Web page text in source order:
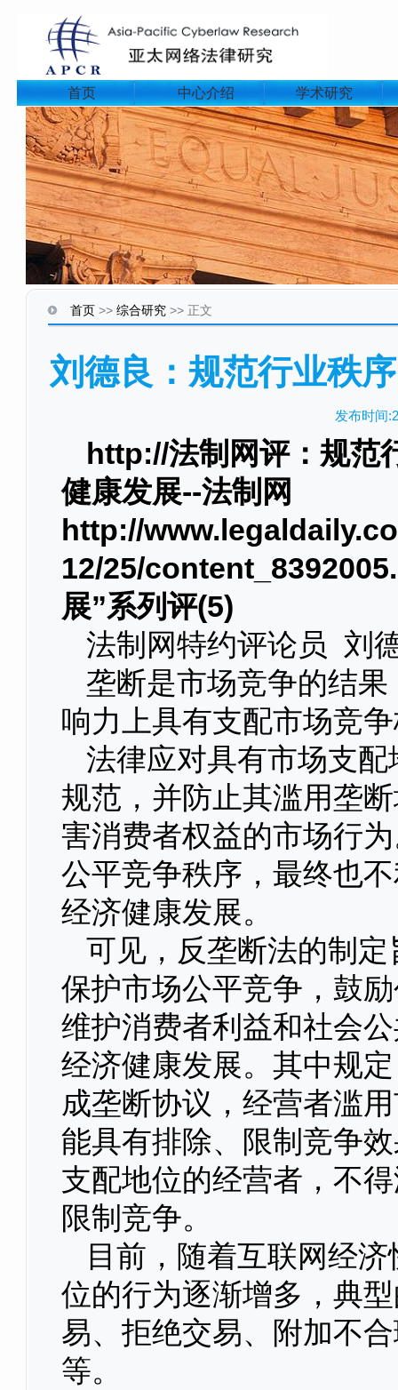
首页 中心介绍 学术研究
首页>> 综合研究>> 正文
刘德良：规范行业秩
发布时间
http://法制网评：规范
健康发展--法制网
http://
12/25/
展”系列评(5)
法制网特约评论员 刘
垄断是市场竞争的结
响力上具有支配市场竞
法律应对具有市场支
规范，并防止其滥用垄
害消费者权益的市场行
公平竞争秩序，最终也
经济健康发展。
可见，反垄断法的制
保护市场公平竞争，鼓
维护消费者利益和社会
经济健康发展。其中规
成垄断协议，经营者滥
能具有排除、限制竞争
支配地位的经营者，不
限制竞争。
目前，随着互联网经
位的行为逐渐增多，典
易、拒绝交易、附加不
等。